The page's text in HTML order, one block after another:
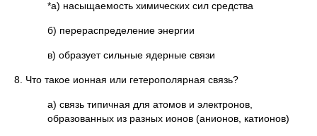
*а) насыщаемость химических сил средства
б) перераспределение энергии
в) образует сильные ядерные связи
8. Что такое ионная или гетерополярная связь?
а) связь типичная для атомов и электронов,
образованных из разных ионов (анионов, катионов)